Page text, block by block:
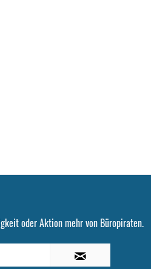
oder Aktion mehr von Büropiraten.